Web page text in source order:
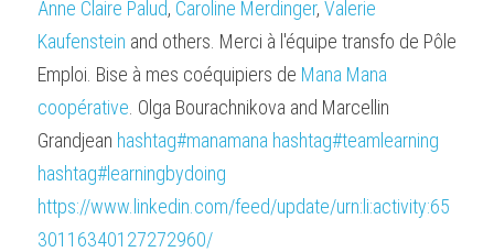
Anne Claire Palud, Caroline Merdinger, Valerie
Kaufenstein and others. Merci à l'équipe transfo de Pôle
Emploi. Bise à mes coéquipiers de Mana Mana
coopérative . Olga Bourachnikova and Marcellin
Grandjean hashtag#manamana hashtag#teamlearning
hashtag#learningbydoing
https://www.linkedin.com/feed/update/urn:li:activity:65
30116340127272960/